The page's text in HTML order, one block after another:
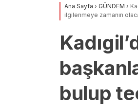
Ana Sayfa › GÜNDEM ›
ilgilenmeye zamanın
bulup